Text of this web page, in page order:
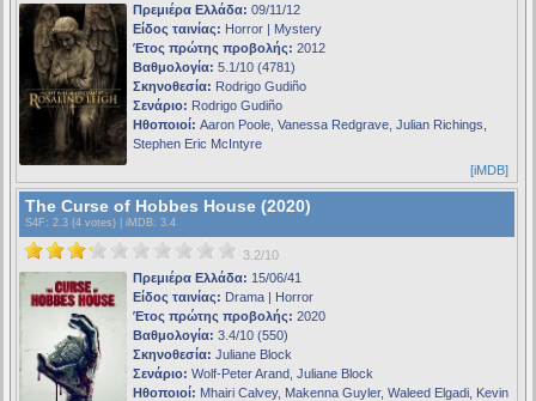
Πρεμιέρα Ελλάδα: 09/11/12
Είδος ταινίας: Horror | Mystery
Έτος πρώτης προβολής: 2012
Βαθμολογία: 5.1/10 (4781)
Σκηνοθεσία: Rodrigo Gudiño
Σενάριο: Rodrigo Gudiño
Ηθοποιοί: Aaron Poole, Vanessa Redgrave, Julian Richings,
Stephen Eric McIntyre
[iMDB]
The Curse of Hobbes House (2020)
S4F : 2.3 (4 votes) | iMDB: 3.4
3.2/10
Πρεμιέρα Ελλάδα: 15/06/41
Είδος ταινίας: Drama | Horror
Έτος πρώτης προβολής: 2020
Βαθμολογία: 3.4/10 (550)
Σκηνοθεσία: Juliane Block
Σενάριο: Wolf-Peter Arand, Juliane Block
Ηθοποιοί: Mhairi Calvey, Makenna Guyler, Waleed Elgadi, Kevin